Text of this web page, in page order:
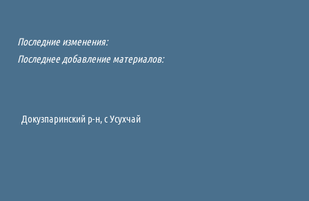
Последние изменения:
Последнее добавление материалов:
Докузпаринский р-н, c Усухчай